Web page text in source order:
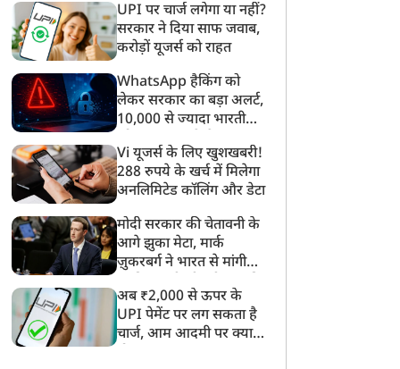
UPI पर चार्ज लगेगा या नहीं?
सरकार ने दिया साफ जवाब,
करोड़ों यूजर्स को राहत
WhatsApp हैकिंग को
लेकर सरकार का बड़ा अलर्ट,
10,000 से ज्यादा भारतीयों
गया
Vi यूजर्स के लिए खुशखबरी!
288 रुपये के खर्च में मिलेगा
अनलिमिटेड कॉलिंग और डेटा
मोदी सरकार की चेतावनी के
आगे झुका मेटा, मार्क
ज़ुकरबर्ग ने भारत से मांगी
अब ₹2,000 से ऊपर के
UPI पेमेंट पर लग सकता है
चार्ज, आम आदमी पर क्या